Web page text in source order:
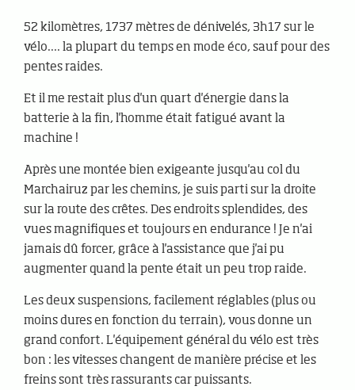
52 kilomètres, 1737 mètres de dénivelés, 3h17 sur le
vélo.... la plupart du temps en mode éco, sauf pour des
pentes raides.
Et il me restait plus d'un quart d'énergie dans la
batterie à la fin, l'homme était fatigué avant la
machine !
Après une montée bien exigeante jusqu'au col du
Marchairuz par les chemins, je suis parti sur la droite
sur la route des crêtes. Des endroits splendides, des
vues magnifiques et toujours en endurance ! Je n'ai
jamais dû forcer, grâce à l'assistance que j'ai pu
augmenter quand la pente était un peu trop raide.
Les deux suspensions, facilement réglables (plus ou
moins dures en fonction du terrain), vous donne un
grand confort. L'équipement général du vélo est très
bon : les vitesses changent de manière précise et les
freins sont très rassurants car puissants.